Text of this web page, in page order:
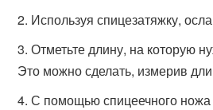
Используя спицезатяжку,
Отметьте длину, на которую
Это можно сделать, измерив
С помощью спицеечного